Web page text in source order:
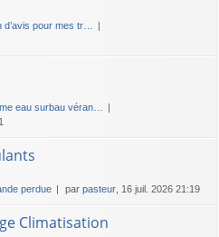
d’avis pour mes tr…
eau surbau véran…
perdue par pasteur , 16 juil. 2026 21:19
Climatisation